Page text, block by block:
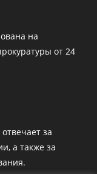
на
от 24
за
а также за